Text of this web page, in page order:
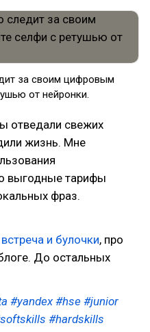
за своим цифровым
от нейронки.
отведали свежих
жизнь. Мне
выгодные тарифы
фраз.
и булочки, про
До остальных
#yandex #hse #junior
#hardskills